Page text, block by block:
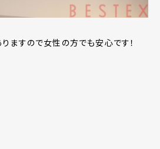
ますので女性の方でも安心です！